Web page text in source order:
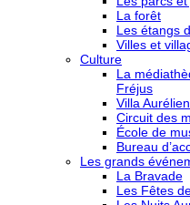
La forêt
Les étangs
Villes et
Culture
La
Fréjus
Villa
Circuit des
École de
Bureau
Les grands
La Bravade
Les Fêtes